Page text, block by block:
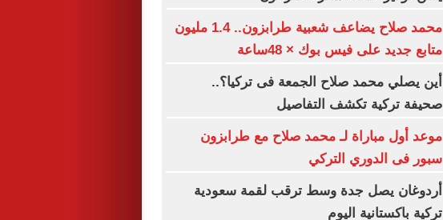
محمد صلاح يضاعف شعبية طرابزون.. 1.4 مليون
متابع جديد على فيس بوك × 48ساعة
أين يصلي محمد صلاح الجمعة فى تركيا؟..
صحيفة تركية تكشف التفاصيل
موعد أول مباراة لـ محمد صلاح مع طرابزون
سبور فى الدوري التركي
أردوغان يصل جدة وسط ترقب لقمة سعودية
تركية باكستانية اليوم